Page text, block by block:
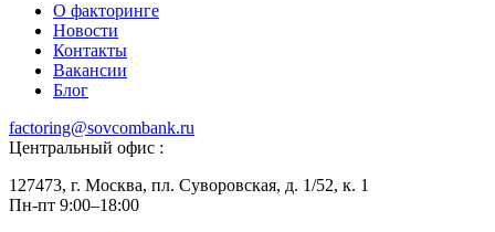
О факторинге
Новости
Контакты
Вакансии
Блог
factoring@sovcombank.ru
Центральный офис :
127473, г. Москва, пл. Суворовская, д. 1/52, к. 1
Пн-пт 9:00–18:00